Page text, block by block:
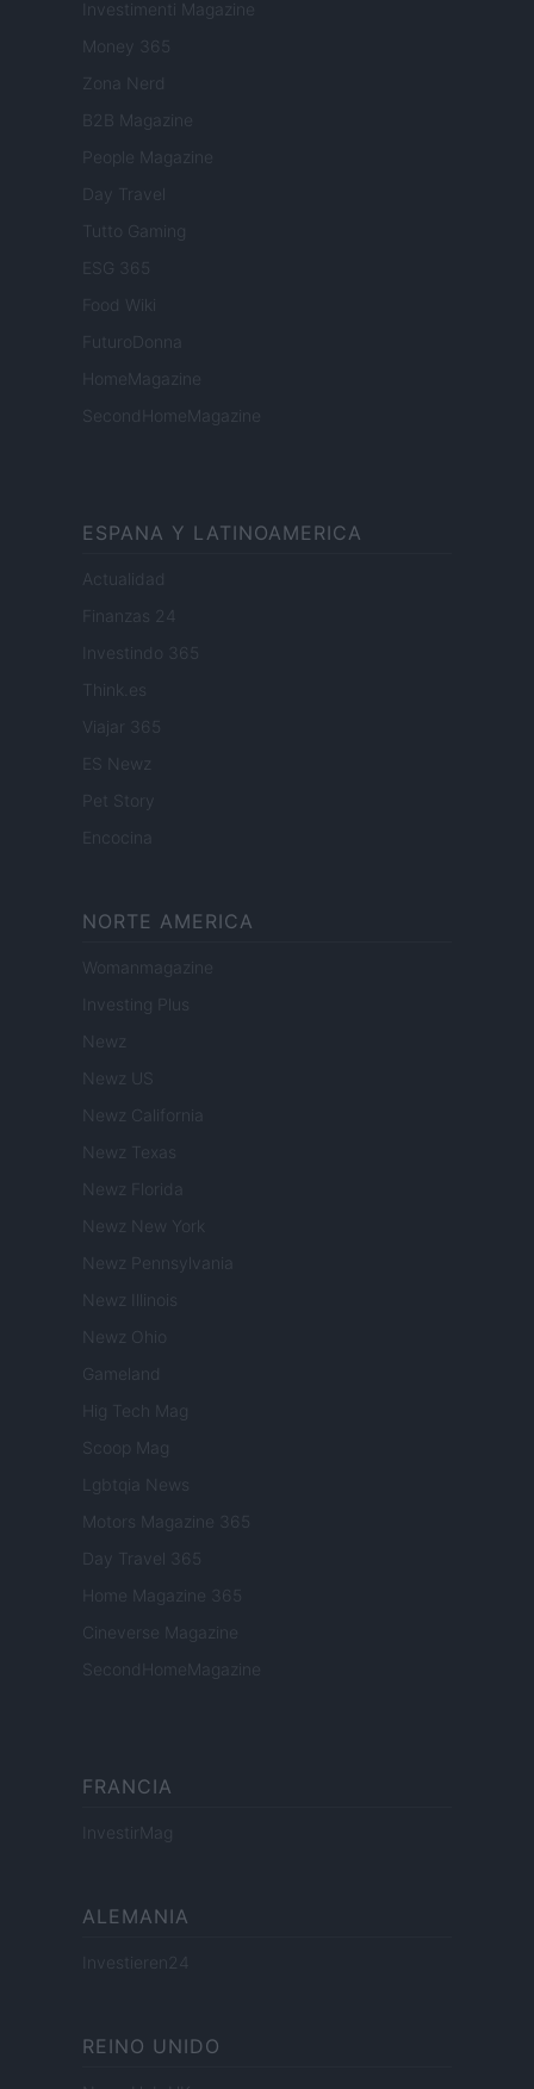
Investimenti Magazine
Money 365
Zona Nerd
B2B Magazine
People Magazine
Day Travel
Tutto Gaming
ESG 365
Food Wiki
FuturoDonna
HomeMagazine
SecondHomeMagazine
ESPANA Y LATINOAMERICA
Actualidad
Finanzas 24
Investindo 365
Think.es
Viajar 365
ES Newz
Encocina
NORTE AMERICA
Womanmagazine
Investing Plus
Newz
Newz US
Newz California
Newz Texas
Newz Florida
Newz New York
Newz Pennsylvania
Newz Illinois
Newz Ohio
Gameland
Hig Tech Mag
Scoop Mag
Lgbtqia News
Motors Magazine 365
Day Travel 365
Home Magazine 365
Cineverse Magazine
SecondHomeMagazine
FRANCIA
InvestirMag
ALEMANIA
Investieren24
REINO UNIDO